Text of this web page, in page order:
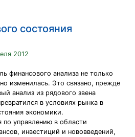
состояния
2012
финансового анализа не только
изменилась. Это связано, прежде
анализ из рядового звена
в условиях рынка в
экономики.
управлению в области
инвестиций и нововведений,